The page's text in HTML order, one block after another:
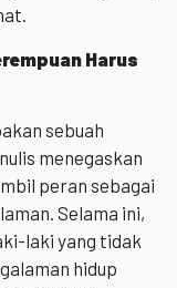
Harus
sebuah
menegaskan
peran sebagai
Selama ini,
laki yang tidak
hidup